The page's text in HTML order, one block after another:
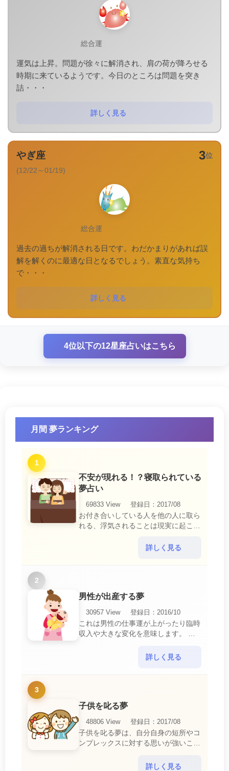
総合運
運気は上昇。問題が徐々に解消され、肩の荷が降ろせる
時期に来ているようです。今日のところは問題を突き
詰・・・
詳しく見る
3位
やぎ座
(12/22～01/19)
総合運
過去の過ちが解消される日です。わだかまりがあれば誤
解を解くのに最適な日となるでしょう。素直な気持ち
で・・・
詳しく見る
4位以下の12星座占いはこちら
月間 夢ランキング
1
不安が現れる！？寝取られている
夢占い
69833 View
登録日：2017/08
お付き合いしている人を他の人に取ら
れる、浮気されることは現実に起こる
いにおいて、『寝取られている』夢
詳しく見る
2
男性が出産する夢
30957 View
登録日：2016/10
これは男性の仕事運が上がったり臨時
収入や大きな変化を意味します。 喜
ればあり得ない事が起きるのでビック
詳しく見る
3
子供を叱る夢
48806 View
登録日：2017/08
子供を叱る夢は、自分自身の短所やコ
ンプレックスに対する思いが強いこと
短所やコンプレックスを的確に認識し
詳しく見る